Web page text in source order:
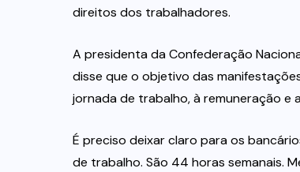
direitos dos trabalhadores.
A presidenta da Confederação
disse que o objetivo das
jornada de trabalho, à remuneração e
É preciso deixar claro para os
de trabalho. São 44 horas semanais.